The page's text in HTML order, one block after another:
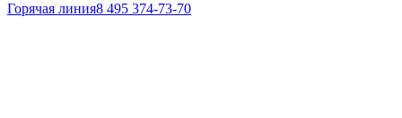
Горячая линия8 495 374-73-70